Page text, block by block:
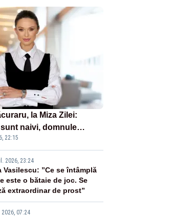
la Miza Zilei:
naivi, domnule
22:15
2026, 23:24
Vasilescu: ”Ce se întâmplă
este o bătaie de joc. Se
extraordinar de prost”
07:24